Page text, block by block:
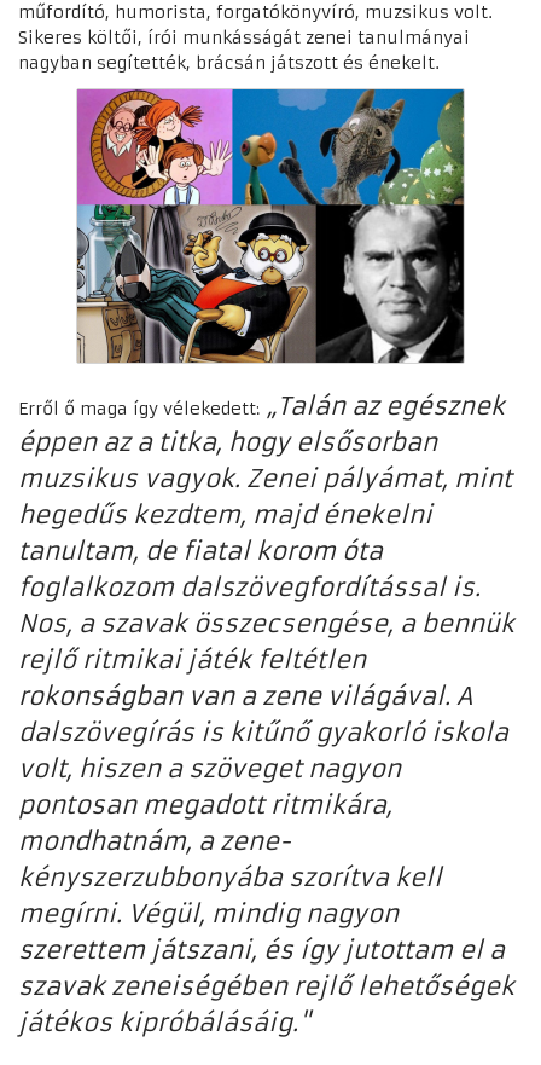
műfordító, humorista, forgatókönyvíró, muzsikus volt.
Sikeres költői, írói munkásságát zenei tanulmányai
nagyban segítették, brácsán játszott és énekelt.
Erről ő maga így vélekedett: „Talán az egésznek
éppen az a titka, hogy elsősorban
muzsikus vagyok. Zenei pályámat, mint
hegedűs kezdtem, majd énekelni
tanultam, de fiatal korom óta
foglalkozom dalszövegfordítással is.
Nos, a szavak összecsengése, a bennük
rejlő ritmikai játék feltétlen
rokonságban van a zene világával. A
dalszövegírás is kitűnő gyakorló iskola
volt, hiszen a szöveget nagyon
pontosan megadott ritmikára,
mondhatnám, a zene-
kényszerzubbonyába szorítva kell
megírni. Végül, mindig nagyon
szerettem játszani, és így jutottam el a
szavak zeneiségében rejlő lehetőségek
játékos kipróbálásáig."